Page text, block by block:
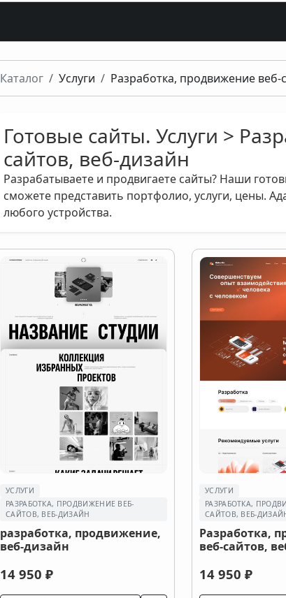
Каталог Услуги Разработка, продвижение веб-
Готовые сайты. Услуги >
сайтов, веб-дизайн
Разрабатываете и продвигаете сайты? Наши
сможете представить портфолио, услуги, цены.
любого устройства.
УСЛУГИ
РАЗРАБОТКА, ПРОДВИЖЕНИЕ ВЕБ-
САЙТОВ, ВЕБ-ДИЗАЙН
разработка, продвижение,
веб-дизайн
14 950 ₽
УСЛУГИ
РАЗРАБОТКА,
САЙТОВ, ВЕБ-
Разработка,
веб-сайтов,
14 950 ₽